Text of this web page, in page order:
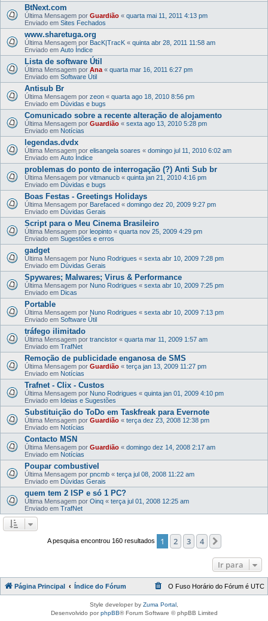
BtNext.com
Última Mensagem por Guardião « quarta mai 11, 2011 4:13 pm
Enviado em Sites Fechados
www.sharetuga.org
Última Mensagem por BacK|TracK « quinta abr 28, 2011 11:58 am
Enviado em Auto Índice
Lista de software Útil
Última Mensagem por Ana « quarta mar 16, 2011 6:27 pm
Enviado em Software Útil
Antisub Br
Última Mensagem por zeon « quarta ago 18, 2010 8:56 pm
Enviado em Dúvidas e bugs
Comunicado sobre a recente alteração de alojamento
Última Mensagem por Guardião « sexta ago 13, 2010 5:28 pm
Enviado em Notícias
legendas.dvdx
Última Mensagem por elisangela soares « domingo jul 11, 2010 6:02 am
Enviado em Auto Índice
problemas do ponto de interrogação (?) Anti Sub br
Última Mensagem por vitmanucb « quinta jan 21, 2010 4:16 pm
Enviado em Dúvidas e bugs
Boas Festas - Greetings Holidays
Última Mensagem por Barefaced « domingo dez 20, 2009 9:27 pm
Enviado em Dúvidas Gerais
Script para o Meu Cinema Brasileiro
Última Mensagem por leopinto « quarta nov 25, 2009 4:29 pm
Enviado em Sugestões e erros
gadget
Última Mensagem por Nuno Rodrigues « sexta abr 10, 2009 7:28 pm
Enviado em Dúvidas Gerais
Spywares; Malwares; Virus & Performance
Última Mensagem por Nuno Rodrigues « sexta abr 10, 2009 7:25 pm
Enviado em Dicas
Portable
Última Mensagem por Nuno Rodrigues « sexta abr 10, 2009 7:13 pm
Enviado em Software Útil
tráfego ilimitado
Última Mensagem por trancistor « quarta mar 11, 2009 1:57 am
Enviado em TrafNet
Remoção de publicidade enganosa de SMS
Última Mensagem por Guardião « terça jan 13, 2009 11:27 pm
Enviado em Notícias
Trafnet - Clix - Custos
Última Mensagem por Nuno Rodrigues « quinta jan 01, 2009 4:10 pm
Enviado em Ideias e Sugestões
Substituição do ToDo em Taskfreak para Evernote
Última Mensagem por Guardião « terça dez 23, 2008 12:38 pm
Enviado em Notícias
Contacto MSN
Última Mensagem por Guardião « domingo dez 14, 2008 2:17 am
Enviado em Notícias
Poupar combustivel
Última Mensagem por pncmb « terça jul 08, 2008 11:22 am
Enviado em Dúvidas Gerais
quem tem 2 ISP e só 1 PC?
Última Mensagem por Oinq « terça jul 01, 2008 12:25 am
Enviado em TrafNet
A pesquisa encontrou 160 resultados 1 2 3 4
Ir para
Página Principal Índice do Fórum O Fuso Horário do Fórum é UTC
Style developer by Zuma Portal
Desenvolvido porphpBB® Forum Software © phpBB Limited